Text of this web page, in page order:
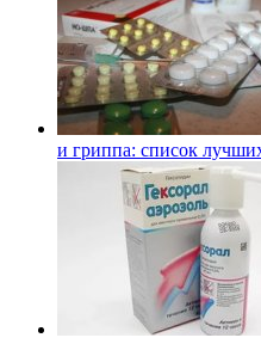
и гриппа: список